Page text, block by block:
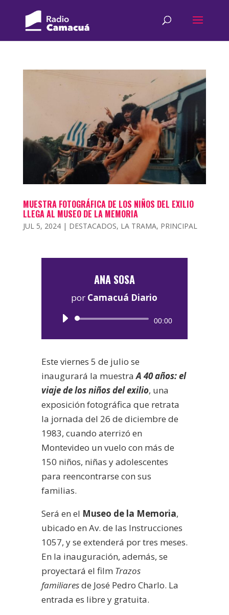
MUESTRA FOTOGRÁFICA DE LOS NIÑOS DEL EXILIO
LLEGA AL MUSEO DE LA MEMORIA
JUL 5, 2024| DESTACADOS, LA TRAMA, PRINCIPAL
ANA SOSA
por Camacuá Diario
Reproductor
00:00
Este viernes 5 de julio se
inaugurará la muestraA 40 años: el
viaje de los niños del exilio, una
exposición fotográfica que retrata
la jornada del 26 de diciembre de
1983, cuando aterrizó en
Montevideo un vuelo con más de
150 niños, niñas y adolescentes
para reencontrarse con sus
familias.
Será en el Museo de la Memoria,
ubicado en Av. de las Instrucciones
1057, y se extenderá por tres meses.
En la inauguración, además, se
proyectará el film Trazos
familiaresde José Pedro Charlo. La
entrada es libre y gratuita.